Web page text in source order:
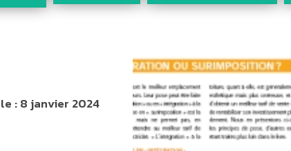
:8 janvier 2024